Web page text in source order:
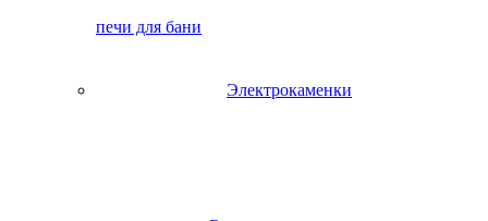
печи для бани
Электрокаменки